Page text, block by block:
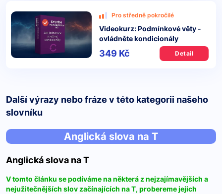
Pro středně pokročilé
Videokurz: Podmínkové věty -
ovládněte kondicionály
349 Kč Detail
Další výrazy nebo fráze v této kategorii našeho
slovníku
Anglická slova na T
Anglická slova na T
V tomto článku se podíváme na některá z nejzajímavějších a
nejužitečnějších slov začínajících na T, probereme jejich